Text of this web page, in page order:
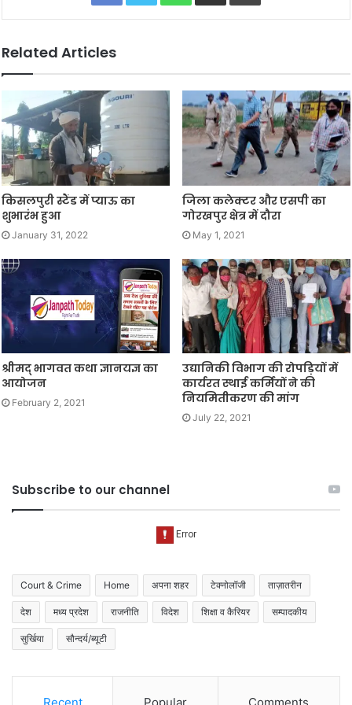
Related Articles
किसलपुरी स्टैंड में प्याऊ का
शुभारंभ हुआ
January 31, 2022
जिला कलेक्टर और एसपी का
गोरखपुर क्षेत्र में दौरा
May 1, 2021
श्रीमद् भागवत कथा ज्ञानयज्ञ का
आयोजन
February 2, 2021
उद्यानिकी विभाग की रोपड़ियों में
कार्यरत स्थाई कर्मियों ने की
नियमितीकरण की मांग
July 22, 2021
Subscribe to our channel
Court & Crime Home अपना शहर टेक्नोलॉजी ताज़ातरीन
देश मध्य प्रदेश राजनीति विदेश शिक्षा व कैरियर सम्पादकीय
सुर्खिया सौन्दर्य/ब्यूटी